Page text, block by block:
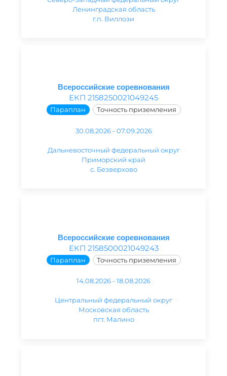
Ленинградская область
г.п. Виллози
Всероссийские соревнования
ЕКП 2158250021049245
Параплан Точность приземления
30.08.2026 - 07.09.2026
Дальневосточный федеральный округ
Приморский край
с. Безверхово
Всероссийские соревнования
ЕКП 2158500021049243
Параплан Точность приземления
14.08.2026 - 18.08.2026
Центральный федеральный округ
Московская область
пгт. Малино